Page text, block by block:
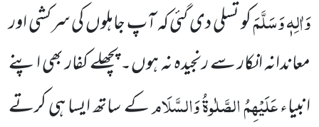
وَاٰلِہٖ وَسَلَّمَکو تسلی دی گئی کہ آپ جاہلوں کی سرکشی اور
معاندانہ انکار سے رنجیدہ نہ ہوں۔ پچھلے کفار بھی اپنے
انبیاءعَلَیْہِمُ الصَّلٰوۃُ وَالسَّلَامکے ساتھ ایسا ہی کرتے